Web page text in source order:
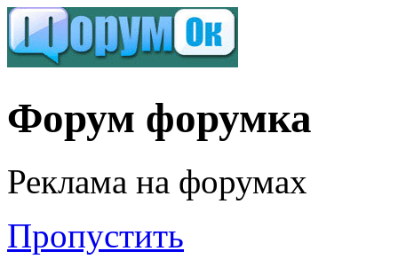
Форум форумка
Реклама на форумах
Пропустить